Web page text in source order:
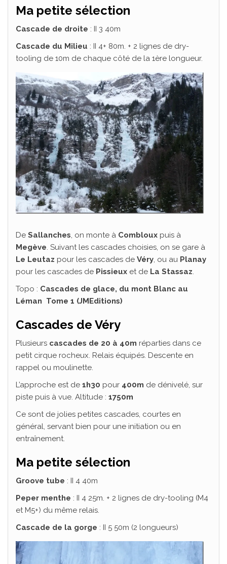
Ma petite sélection
Cascade de droite : II 3 40m
Cascade du Milieu : II 4+ 80m. + 2 lignes de dry-
tooling de 10m de chaque côté de la 1ère longueur.
De Sallanches , on monte à Combloux puis à
Megève . Suivant les cascades choisies, on se gare à
Le Leutaz pour les cascades de Véry , ou au Planay
pour les cascades de Pissieux et de La Stassaz
Topo : Cascades de glace, du mont Blanc au
Léman Tome 1 (JMEditions)
Cascades de Véry
Plusieurs cascades de 20 à 40m réparties dans ce
petit cirque rocheux. Relais équipés. Descente en
rappel ou moulinette.
L’approche est de 1h30 pour 400m de dénivelé, sur
piste puis à vue. Altitude : 1750m
Ce sont de jolies petites cascades, courtes en
général, servant bien pour une initiation ou en
entraînement.
Ma petite sélection
Groove tube : II 4 40m
Peper menthe : II 4 25m. + 2 lignes de dry-tooling (M4
et M5+) du même relais.
Cascade de la gorge : II 5 50m (2 longueurs)